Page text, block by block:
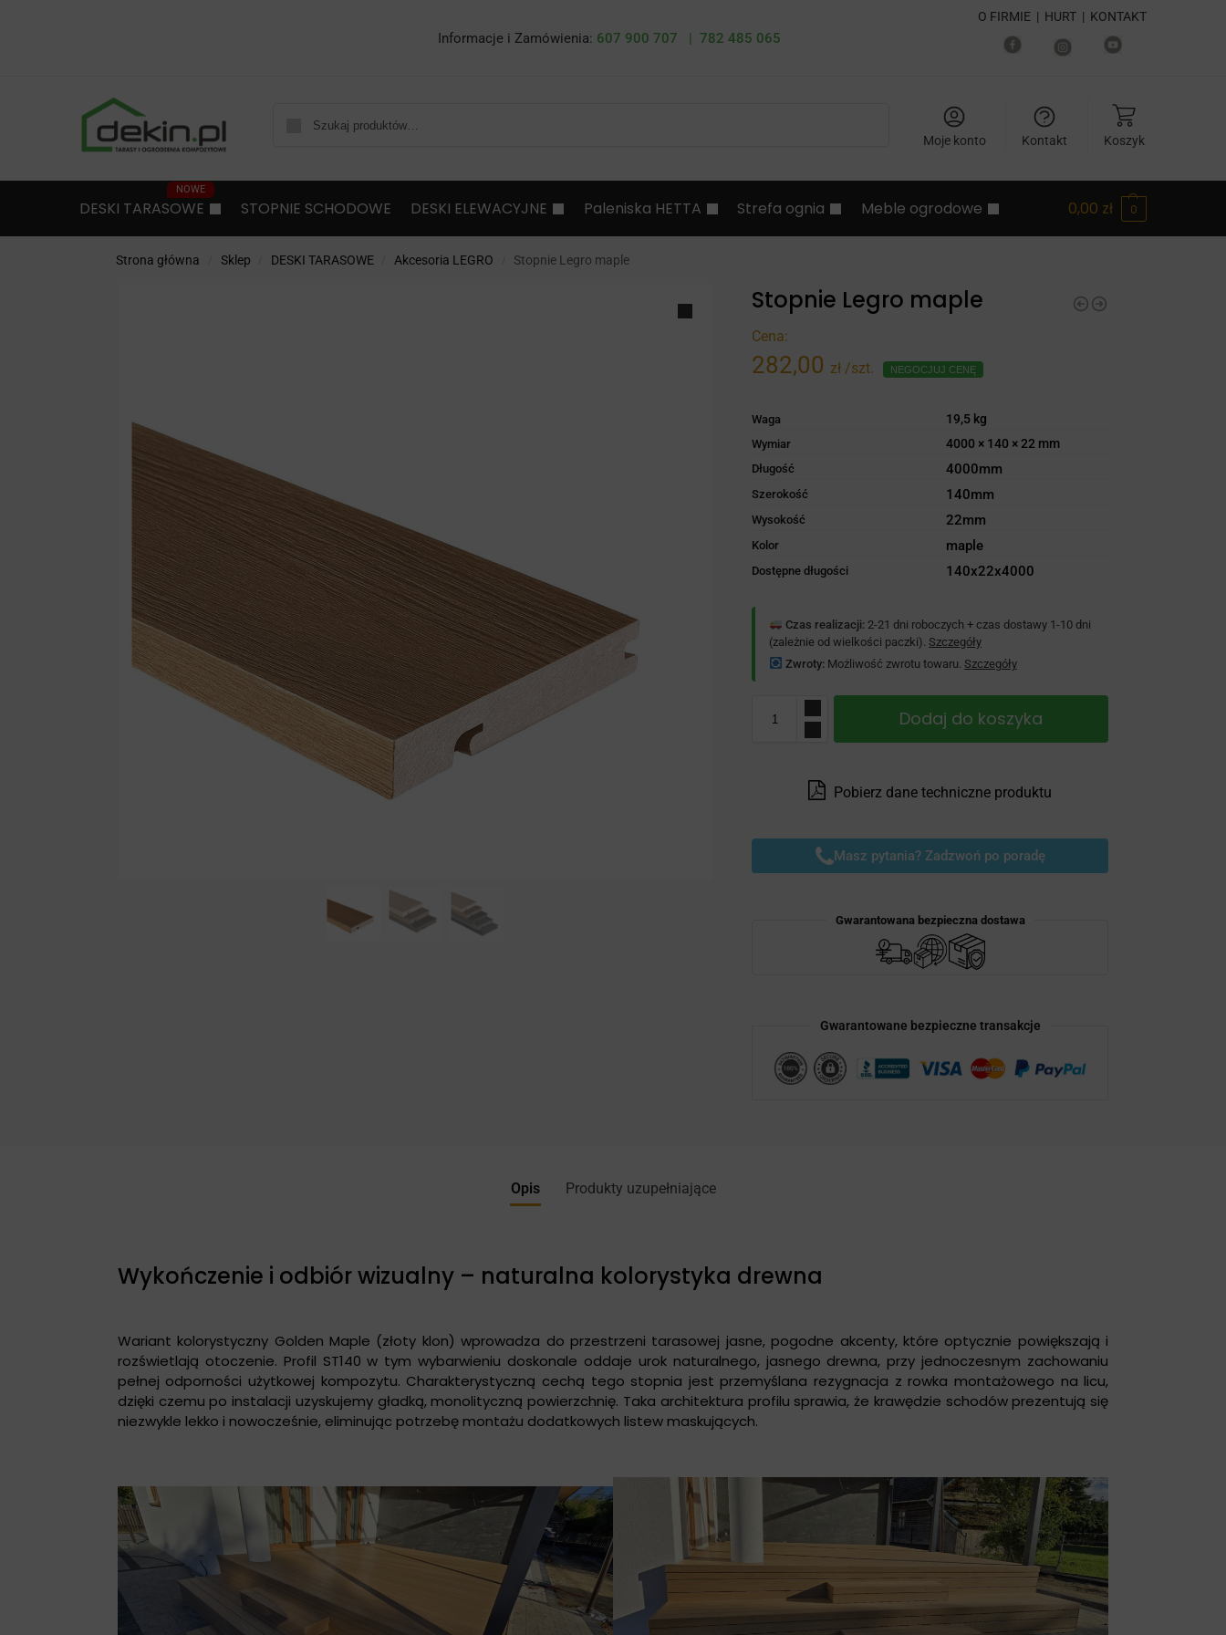
Informacje i Zamówienia: 607 900 707 | 782 485 065
O FIRMIE | HURT | KONTAKT
Moje konto Kontakt Koszyk
DESKI TARASOWE STOPNIE SCHODOWE DESKI ELEWACYJNE Paleniska HETTA Strefa ognia Meble ogrodowe 0,00 zł 0
Strona główna Sklep DESKI TARASOWE Akcesoria LEGRO Stopnie Legro maple
Stopnie Legro maple
Cena:
282,00 zł /szt. NEGOCJUJ CENĘ
Waga 19,5 kg
Wymiar 4000 × 140 × 22 mm
Długość 4000mm
Szerokość 140mm
Wysokość 22mm
Kolor maple
Dostępne długości 140x22x4000
Czas realizacji:2-21 dni roboczych + czas dostawy 1-10 dni
(zależnie od wielkości paczki).Szczegóły
Zwroty:Możliwość zwrotu towaru. Szczegóły
Dodaj do koszyka
Pobierz dane techniczne produktu
Masz pytania? Zadzwoń po poradę
Gwarantowana bezpieczna dostawa
Gwarantowane bezpieczne transakcje
Opis Produkty uzupełniające
Wykończenie i odbiór wizualny – naturalna kolorystyka drewna
Wariant kolorystyczny Golden Maple (złoty klon) wprowadza do przestrzeni tarasowej jasne, pogodne akcenty, które optycznie powiększają i
rozświetlają otoczenie. Profil ST140 w tym wybarwieniu doskonale oddaje urok naturalnego, jasnego drewna, przy jednoczesnym zachowaniu
pełnej odporności użytkowej kompozytu. Charakterystyczną cechą tego stopnia jest przemyślana rezygnacja z rowka montażowego na licu,
dzięki czemu po instalacji uzyskujemy gładką, monolityczną powierzchnię. Taka architektura profilu sprawia, że krawędzie schodów prezentują się
niezwykle lekko i nowocześnie, eliminując potrzebę montażu dodatkowych listew maskujących.